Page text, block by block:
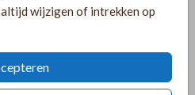
wijzigen of intrekken op